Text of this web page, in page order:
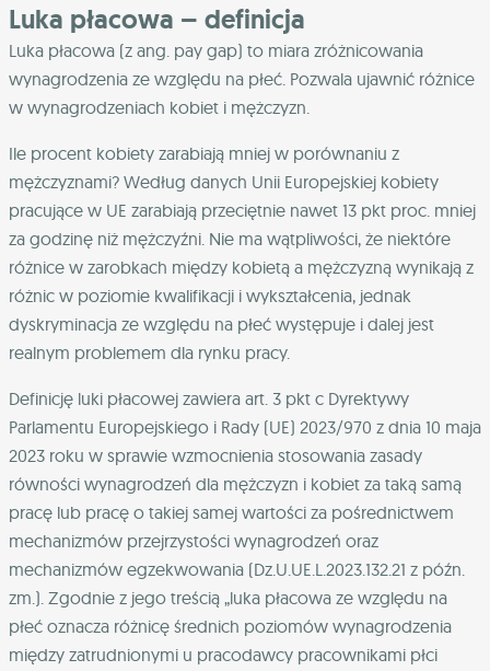
Luka płacowa – definicja
Luka płacowa (z ang. pay gap) to miara zróżnicowania
wynagrodzenia ze względu na płeć. Pozwala ujawnić różnice
w wynagrodzeniach kobiet i mężczyzn.
Ile procent kobiety zarabiają mniej w porównaniu z
mężczyznami? Według danych Unii Europejskiej kobiety
pracujące w UE zarabiają przeciętnie nawet 13 pkt proc. mniej
za godzinę niż mężczyźni. Nie ma wątpliwości, że niektóre
różnice w zarobkach między kobietą a mężczyzną wynikają z
różnic w poziomie kwalifikacji i wykształcenia, jednak
dyskryminacja ze względu na płeć występuje i dalej jest
realnym problemem dla rynku pracy.
Definicję luki płacowej zawiera art. 3 pkt c Dyrektywy
Parlamentu Europejskiego i Rady (UE) 2023/970 z dnia 10 maja
2023 roku w sprawie wzmocnienia stosowania zasady
równości wynagrodzeń dla mężczyzn i kobiet za taką samą
pracę lub pracę o takiej samej wartości za pośrednictwem
mechanizmów przejrzystości wynagrodzeń oraz
mechanizmów egzekwowania (Dz.U.UE.L.2023.132.21 z późn.
zm.). Zgodnie z jego treścią „luka płacowa ze względu na
płeć oznacza różnicę średnich poziomów wynagrodzenia
między zatrudnionymi u pracodawcy pracownikami płci